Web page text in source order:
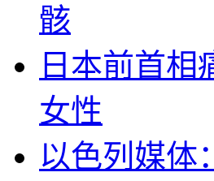
骸
日本前首相
女性
以色列媒体